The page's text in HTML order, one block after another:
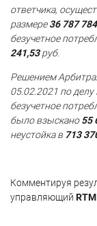
ответчика,
размере36 787 784
безучетное
241,53руб.
Решением
05.02.2021 по
безучетное
было взыскано55
неустойка в 713
Комментируя
управляющий